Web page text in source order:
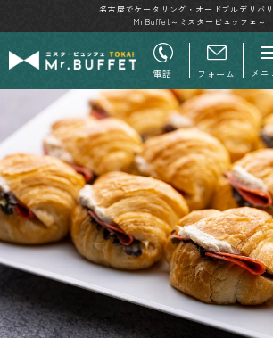
名古屋でケータリング・オードブルデリバ
MrBuffet～ミスタービュッフェ～
電話 フォーム メニ